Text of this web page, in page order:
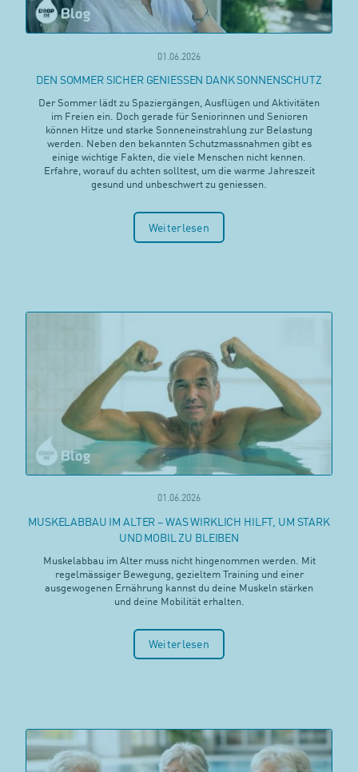
01.06.2026
DEN SOMMER SICHER GENIESSEN DANK SONNENSCHUTZ
Der Sommer lädt zu Spaziergängen, Ausflügen und Aktivitäten
im Freien ein. Doch gerade für Seniorinnen und Senioren
können Hitze und starke Sonneneinstrahlung zur Belastung
werden. Neben den bekannten Schutzmassnahmen gibt es
einige wichtige Fakten, die viele Menschen nicht kennen.
Erfahre, worauf du achten solltest, um die warme Jahreszeit
gesund und unbeschwert zu geniessen.
Weiterlesen
01.06.2026
MUSKELABBAU IM ALTER – WAS WIRKLICH HILFT, UM STARK
UND MOBIL ZU BLEIBEN
Muskelabbau im Alter muss nicht hingenommen werden. Mit
regelmässiger Bewegung, gezieltem Training und einer
ausgewogenen Ernährung kannst du deine Muskeln stärken
und deine Mobilität erhalten.
Weiterlesen